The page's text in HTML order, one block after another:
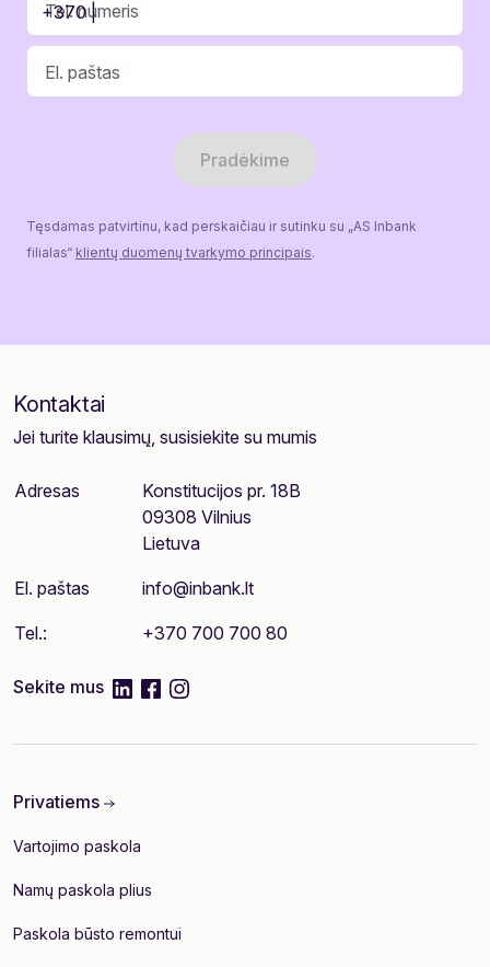
Tel. numeris
+370 |
El. paštas
Pradėkime
Tęsdamas patvirtinu, kad perskaičiau ir sutinku su „AS Inbank
filialas“ klientų duomenų tvarkymo principais.
Kontaktai
Jei turite klausimų, susisiekite su mumis
Adresas
Konstitucijos pr. 18B
09308 Vilnius
Lietuva
El. paštas info@inbank.lt
Tel.: +370 700 700 80
Sekite mus linkedInfacebook
instagram
Privatiems
Vartojimo paskola
Namų paskola plius
Paskola būsto remontui